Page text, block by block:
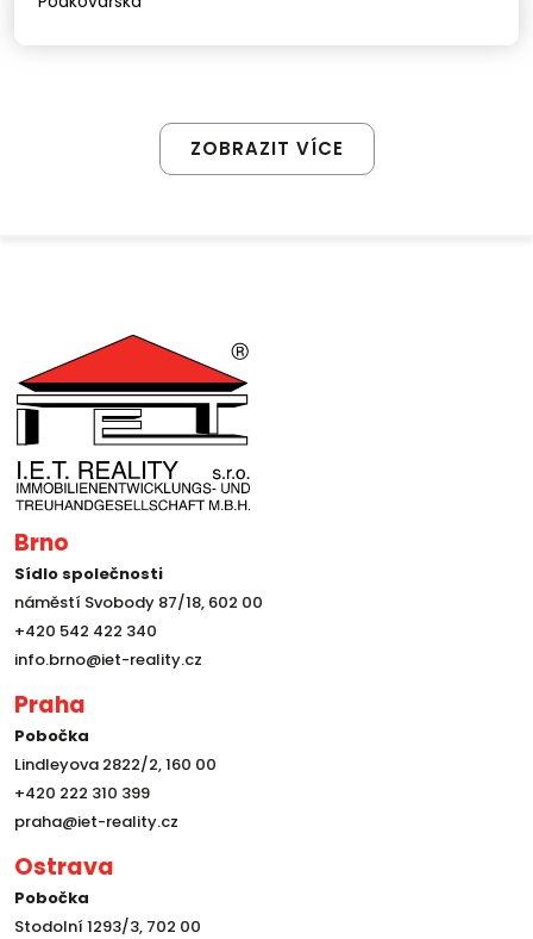
ZOBRAZIT VÍCE
Brno
Sídlo společnosti
náměstí Svobody 87/18, 602 00
+420 542 422 340
info.brno@iet-reality.cz
Praha
Pobočka
Lindleyova 2822/2, 160 00
+420 222 310 399
praha@iet-reality.cz
Ostrava
Pobočka
Stodolní 1293/3, 702 00